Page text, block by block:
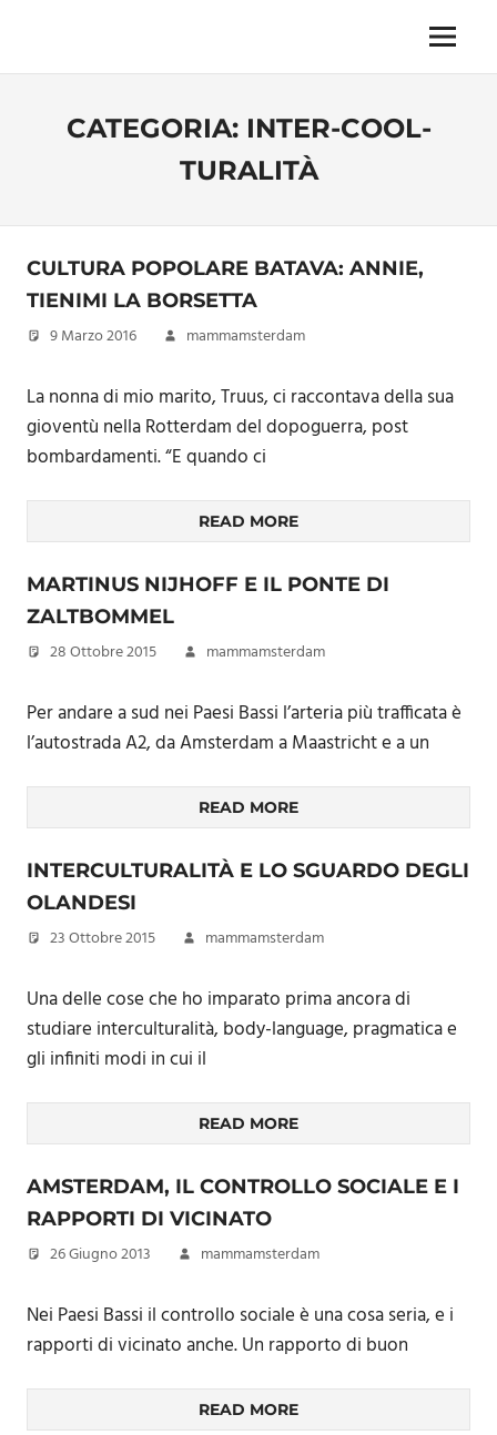
content
imprescindibile,
inevitabile
anche
formato
monodose
e
nuova
migliorata
Menu
CATEGORIA: INTER-COOL-
TURALITÀ
CULTURA POPOLARE BATAVA: ANNIE,
TIENIMI LA BORSETTA
9 Marzo 2016 mammamsterdam
La nonna di mio marito, Truus, ci raccontava della sua
gioventù nella Rotterdam del dopoguerra, post
bombardamenti. “E quando ci
READ MORE
MARTINUS NIJHOFF E IL PONTE DI
ZALTBOMMEL
28 Ottobre 2015 mammamsterdam
Per andare a sud nei Paesi Bassi l’arteria più trafficata è
l’autostrada A2, da Amsterdam a Maastricht e a un
READ MORE
INTERCULTURALITÀ E LO SGUARDO DEGLI
OLANDESI
23 Ottobre 2015 mammamsterdam
Una delle cose che ho imparato prima ancora di
studiare interculturalità, body-language, pragmatica e
gli infiniti modi in cui il
READ MORE
AMSTERDAM, IL CONTROLLO SOCIALE E I
RAPPORTI DI VICINATO
26 Giugno 2013 mammamsterdam
Nei Paesi Bassi il controllo sociale è una cosa seria, e i
rapporti di vicinato anche. Un rapporto di buon
READ MORE